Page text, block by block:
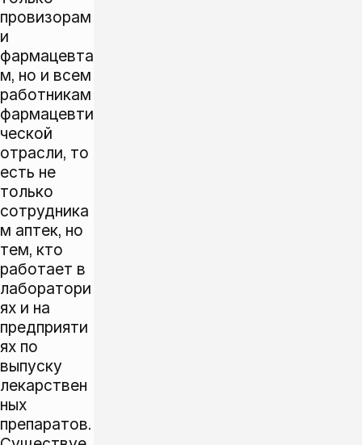
провизорам
и
фармацевта
м, но и всем
работникам
фармацевти
ческой
отрасли, то
есть не
только
сотрудника
м аптек, но
тем, кто
работает в
лаборатори
ях и на
предприяти
ях по
выпуску
лекарствен
ных
препаратов.